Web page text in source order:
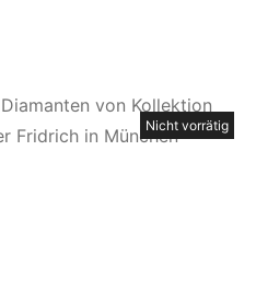
Nicht vorrätig